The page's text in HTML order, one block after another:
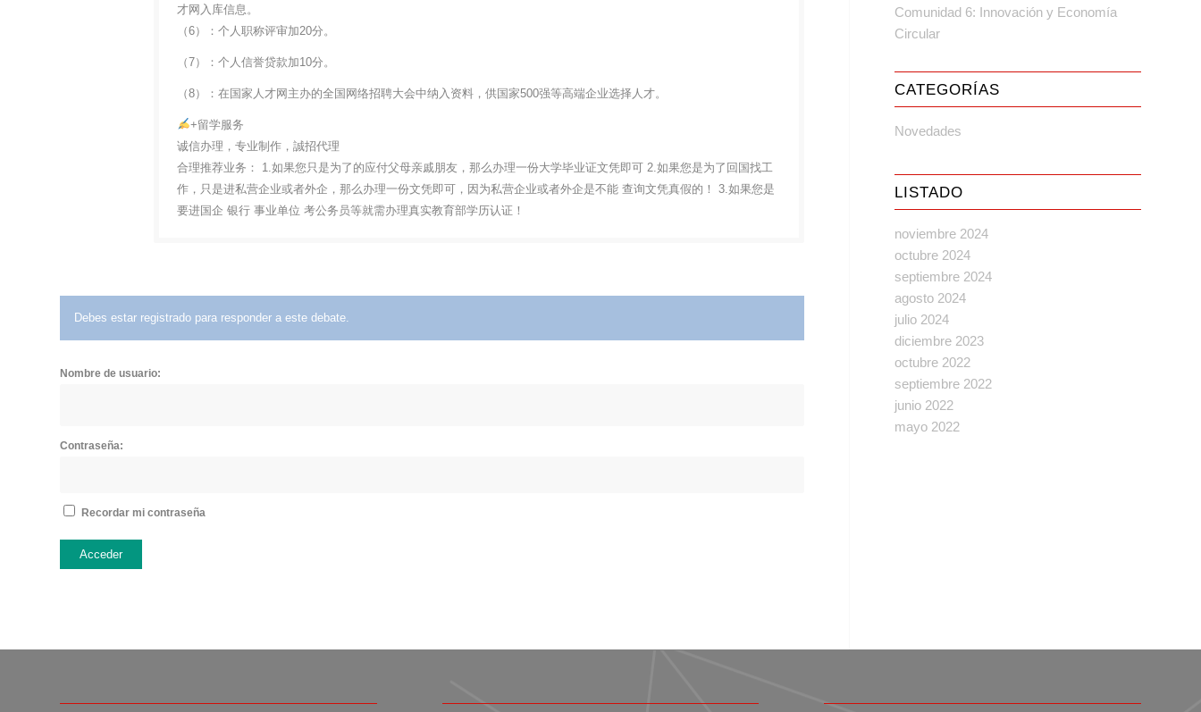
才网入库信息。
（6）：个人职称评审加20分。
（7）：个人信誉贷款加10分。
（8）：在国家人才网主办的全国网络招聘大会中纳入资料，供国家500强等高端企业选择人才。
+留学服务
诚信办理，专业制作，誠招代理
合理推荐业务： 1.如果您只是为了的应付父母亲戚朋友，那么办理一份大学毕业证文凭即可 2.如果您是为了回国找工
作，只是进私营企业或者外企，那么办理一份文凭即可，因为私营企业或者外企是不能 查询文凭真假的！ 3.如果您是
要进国企 银行 事业单位 考公务员等就需办理真实教育部学历认证！
Debes estar registrado para responder a este debate.
Nombre de usuario:
Contraseña:
Recordar mi contraseña
Acceder
Comunidad 6: Innovación y Economía
Circular
CATEGORÍAS
Novedades
LISTADO
noviembre 2024
octubre 2024
septiembre 2024
agosto 2024
julio 2024
diciembre 2023
octubre 2022
septiembre 2022
junio 2022
mayo 2022